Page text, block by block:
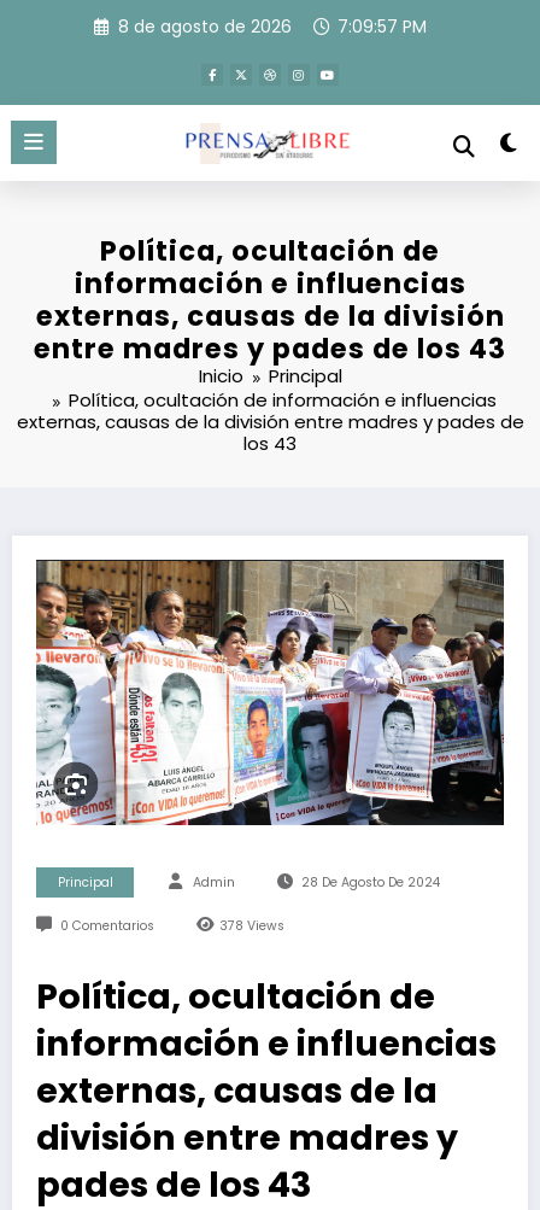
8 de agosto de 2026 7:09:57 PM
Política, ocultación de
información e influencias
externas, causas de la división
entre madres y pades de los 43
Inicio
Principal
Política, ocultación de información e influencias
externas, causas de la división entre madres y pades de
los 43
Principal Admin 28 De Agosto De 2024
0 Comentarios 378 Views
Política, ocultación de
información e influencias
externas, causas de la
división entre madres y
pades de los 43